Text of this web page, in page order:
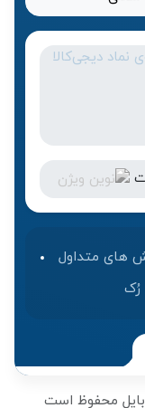
های متداول
رُک‌
محفوظ است